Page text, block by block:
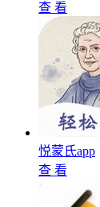
查 看
悦蒙氏app
查 看